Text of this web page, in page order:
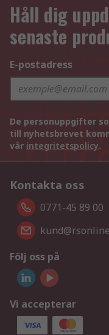
Håll dig
senaste
E-postadress
De personuppgifter
till nyhetsbrevet
vår integritetspolicy.
Kontakta oss
0771-45 89 00
Följ oss på
Vi accepterar